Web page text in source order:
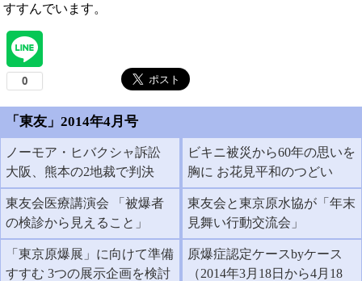
すすんでいます。
「東友」2014年4月号
ノーモア・ヒバクシャ訴訟
大阪、熊本の2地裁で判決
ビキニ被災から60年の思いを
胸に お花見平和のつどい
東友会医療講演会 「被爆者
の検診から見えること」
東友会と東京原水協が「年末
見舞い行動交流会」
「東京原爆展」に向けて準備
すすむ 3つの展示企画を検討
原爆症認定ケースbyケース
（2014年3月18日から4月18